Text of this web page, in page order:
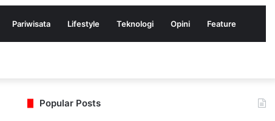
Pariwisata Lifestyle Teknologi Opini Feature
Popular Posts